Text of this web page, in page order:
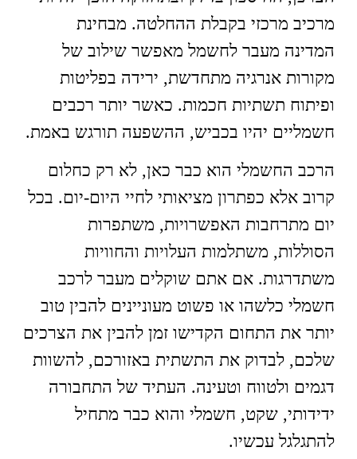
מרכיב מרכזי בקבלת ההחלטה. מבחינת
המדינה מעבר לחשמל מאפשר שילוב של
מקורות אנרגיה מתחדשת, ירידה בפליטות
ופיתוח תשתיות חכמות. כאשר יותר רכבים
חשמליים יהיו בכביש, ההשפעה תורגש באמת.
הרכב החשמלי הוא כבר כאן, לא רק כחלום
קרוב אלא כפתרון מציאותי לחיי היום‑יום. בכל
יום מתרחבות האפשרויות, משתפרות
הסוללות, משתלמות העלויות והחוויות
משתדרגות. אם אתם שוקלים מעבר לרכב
חשמלי כלשהו או פשוט מעוניינים להבין טוב
יותר את התחום הקדישו זמן להבין את הצרכים
שלכם, לבדוק את התשתית באזורכם, להשוות
דגמים ולטווח וטעינה. העתיד של התחבורה
ידידותי, שקט, חשמלי והוא כבר מתחיל
להתגלגל עכשיו.